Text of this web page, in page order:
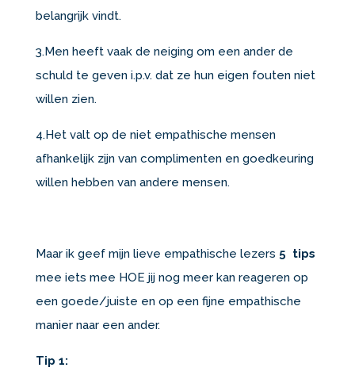
belangrijk vindt.
3.Men heeft vaak de neiging om een ander de
schuld te geven i.p.v. dat ze hun eigen fouten niet
willen zien.
4.Het valt op de niet empathische mensen
afhankelijk zijn van complimenten en goedkeuring
willen hebben van andere mensen.
Maar ik geef mijn lieve empathische lezers 5 tips
mee iets mee HOE jij nog meer kan reageren op
een goede/juiste en op een fijne empathische
manier naar een ander.
Tip 1: